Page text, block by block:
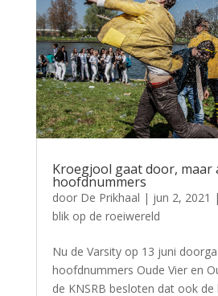
Kroegjool gaat door, maar
hoofdnummers
door De Prikhaal | jun 2, 2021 |
blik op de roeiwereld
Nu de Varsity op 13 juni
hoofdnummers Oude Vier en
de KNSRB besloten dat ook